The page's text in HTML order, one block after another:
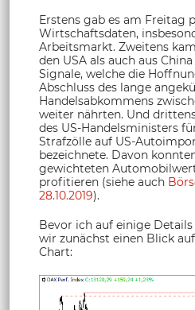
Erstens gab es am Freitag
Wirtschaftsdaten,
Arbeitsmarkt. Zweitens
den USA als auch aus
Signale, welche die
Abschluss des lange
Handelsabkommens
weiter nährten. Und
des US-Handelsministers
Strafzölle auf US-
bezeichnete. Davon
gewichteten
profitieren (siehe auch
28.10.2019).
Bevor ich auf einige
wir zunächst einen Blick
Chart: